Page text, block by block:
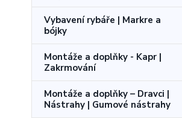
Vybavení rybáře | Markre a
bójky
Montáže a doplňky - Kapr |
Zakrmování
Montáže a doplňky – Dravci |
Nástrahy | Gumové nástrahy